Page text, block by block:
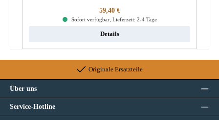
Regulärer Preis:
59,40 €
Sofort verfügbar, Lieferzeit: 2-4 Tage
Details
Originale Ersatzteile
Über uns
Service-Hotline